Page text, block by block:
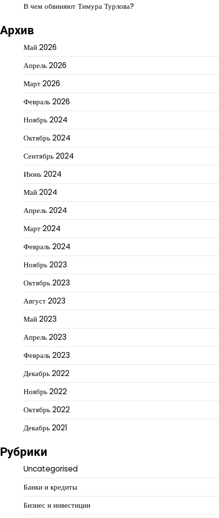
В чем обвиняют Тимура Турлова?
Архив
Май 2026
Апрель 2026
Март 2026
Февраль 2026
Ноябрь 2024
Октябрь 2024
Сентябрь 2024
Июнь 2024
Май 2024
Апрель 2024
Март 2024
Февраль 2024
Ноябрь 2023
Октябрь 2023
Август 2023
Май 2023
Апрель 2023
Февраль 2023
Декабрь 2022
Ноябрь 2022
Октябрь 2022
Декабрь 2021
Рубрики
Uncategorised
Банки и кредиты
Бизнес и инвестиции